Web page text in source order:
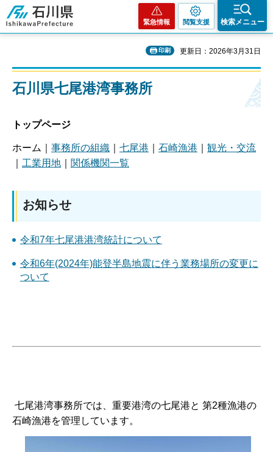
石川県
緊急情報 閲覧支援 検索メニュー
印刷 更新日：2026年3月31日
石川県七尾港湾事務所
トップページ
ホーム｜ 事務所の組織 七尾港 石崎漁港
観光・交流
工業用地 関係機関一覧
お知らせ
令和7年七尾港港湾統計について
令和6年(2024年)能登半島地震に伴う業務場所の変更に
ついて
七尾港湾事務所では、重要港湾の七尾港と 第2種漁港の
石崎漁港を管理しています。